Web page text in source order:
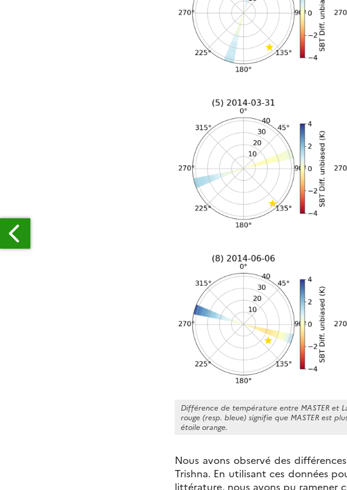
Différence de température entre MASTER et
rouge (resp. bleue) signifie que MASTER est
étoile orange.
Nous avons observé des
Trishna. En utilisant ces données
littérature, nous avons pu ramener